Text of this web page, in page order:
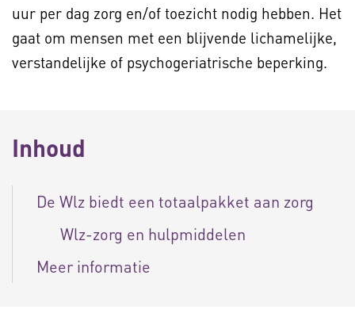
uur per dag zorg en/of toezicht nodig hebben. Het
gaat om mensen met een blijvende lichamelijke,
verstandelijke of psychogeriatrische beperking.
Inhoud
De Wlz biedt een totaalpakket aan zorg
Wlz-zorg en hulpmiddelen
Meer informatie